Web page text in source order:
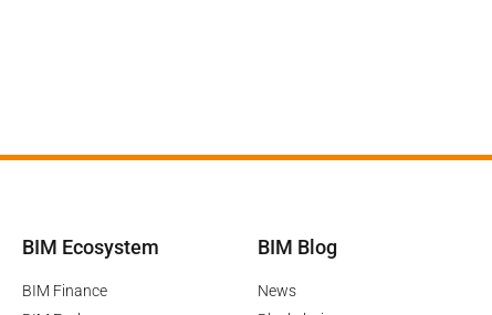
BIM Ecosystem
BIM Finance
BIM Blog
News